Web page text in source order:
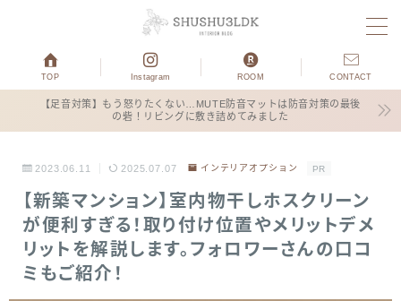
MENU
運営者プロフィール
子育て
3COINS
TOP Instagram ROOM CONTACT
【足音対策】もう怒りたくない…MUTE防音マットは防音対策の最後
の砦！リビングに敷き詰めてみました
2023.06.11 2025.07.07 インテリアオプション PR
【新築マンション】室内物干しホスクリーン
が便利すぎる！取り付け位置やメリットデメ
リットを解説します。フォロワーさんの口コ
ミもご紹介！